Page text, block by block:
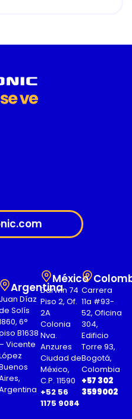
Argentina
Juan Díaz
Solís
6°
B1638
– Vicente
México
Darwin 74
Piso 2, Of.
2A
Colonia
Nva.
Anzures
Ciudad de
México,
C.P. 11590
+52 56
1175 9084
Carrera
11a #93-
52, Oficina
304,
Edificio
Torre 93,
Bogotá,
Colombia
+57 302
3599002